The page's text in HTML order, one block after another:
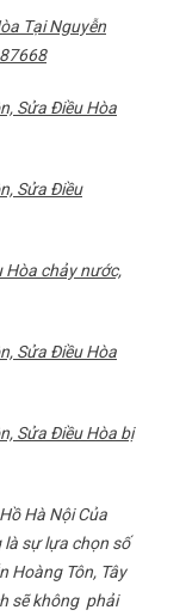
Tại Nguyễn
Sửa Điều Hòa
Sửa Điều
Hòa chảy nước,
Sửa Điều Hòa
Sửa Điều Hòa bị
Hà Nội Của
là sự lựa chọn số
Hoàng Tôn, Tây
sẽ không phải